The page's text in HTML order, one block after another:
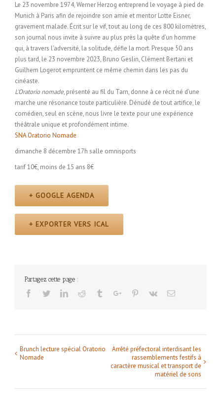
Le 23 novembre 1974, Werner Herzog entreprend le voyage à pied de
Munich à Paris afin de rejoindre son amie et mentor Lotte Eisner,
gravement malade. Écrit sur le vif, tout au long de ces 800 kilomètres,
son journal nous invite à suivre au plus près la quête d’un homme
qui, à travers l’adversité, la solitude, défie la mort. Presque 50 ans
plus tard, le 23 novembre 2023, Bruno Geslin, Clément Bertani et
Guilhem Logerot empruntent ce même chemin dans les pas du
cinéaste.
L’Oratorio nomade, présenté au fil du Tarn, donne à ce récit né d’une
marche une résonance toute particulière. Dénudé de tout artifice, le
comédien, seul en scène, nous livre le texte pour une expérience
théâtrale unique et profondément intime.
SNA Oratorio Nomade
dimanche 8 décembre 17h salle omnisports
tarif 10€, moins de 15 ans 8€
+ GOOGLE AGENDA
+ EXPORTER VERS ICAL
Partagez cette page :
Facebook
TwitterLinkedinReddit TumblrGoogle+Pinterest
Vk Email
Navigation
Évènement
Brunch lecture spécial Oratorio
Nomade
Arrêté préfectoral interdisant les
rassemblements festifs à
caractère musical et transport de
matériel de sons